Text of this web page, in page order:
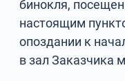
бинокля,
настоящим
опоздании к
в зал Заказчика